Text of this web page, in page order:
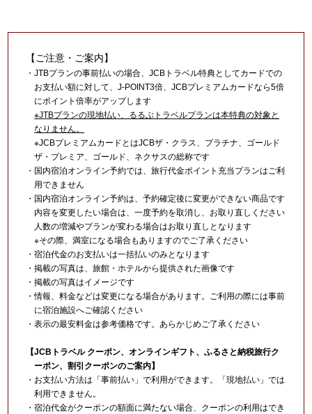
【ご注意・ご案内】
・JTBプランの事前払いの場合、JCBトラベル特典としてカードでの
お支払い額に対して、J-POINT3倍、JCBプレミアムカードなら5倍
にポイント倍率がアップします
※JTBプランの現地払い、るるぶトラベルプランは本特典の対象と
なりません。
※JCBプレミアムカードとはJCBザ・クラス、プラチナ、ゴールド
ザ・プレミア、ゴールド、ネクサスの総称です
・国内宿泊オンライン予約では、旅行代金ポイント充当プランはご利
用できません
・国内宿泊オンライン予約は、予約確定後に変更ができない商品です
内容を変更したい場合は、一度予約を取消し、お取り直しください
人数の増減やプランが変わる場合はお取り直しとなります
※その際、満室になる場合もありますのでご了承ください
・宿泊代金のお支払いは一括払いのみとなります
・掲載の写真は、旅館・ホテルから提供された画像です
・掲載の写真はイメージです
・情報、料金などは変更になる場合があります。ご利用の際には事前
に宿泊施設へご確認ください
・表示の最安料金は参考価格です。あらかじめご了承ください
【JCBトラベル クーポン、オンラインギフト、ふるさと納税旅行ク
ーポン、割引クーポンのご案内】
・お支払い方法は「事前払い」で利用ができます。「現地払い」では
利用できません。
・宿泊代金がクーポンの額面に満たない場合、クーポンの利用はでき